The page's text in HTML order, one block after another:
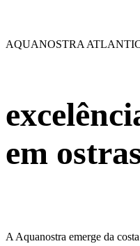
AQUANOSTRA
em
A Aquanostra emerge da